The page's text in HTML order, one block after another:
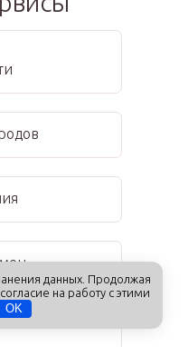
данных. Продолжая
на работу с этими
OK